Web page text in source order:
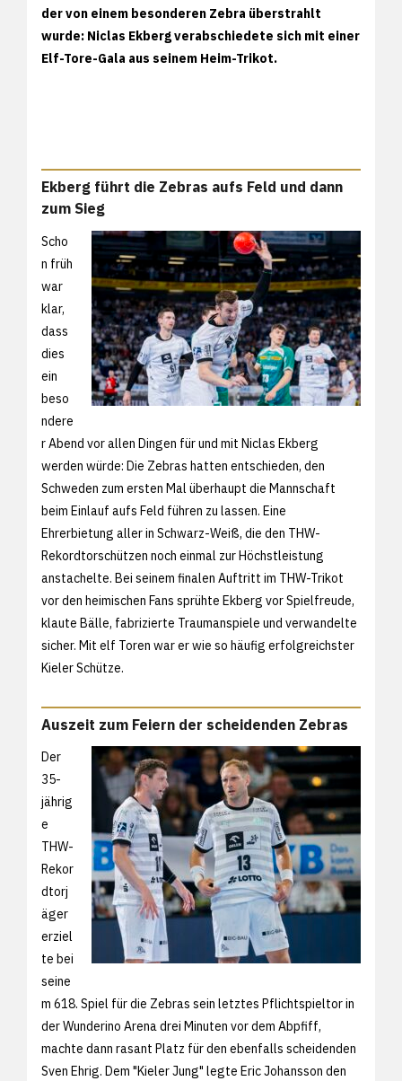
der von einem besonderen Zebra überstrahlt
wurde: Niclas Ekberg verabschiedete sich mit einer
Elf-Tore-Gala aus seinem Heim-Trikot.
Ekberg führt die Zebras aufs Feld und dann
zum Sieg
Scho
n früh
war
klar,
dass
dies
ein
beso
ndere
r Abend vor allen Dingen für und mit Niclas Ekberg
werden würde: Die Zebras hatten entschieden, den
Schweden zum ersten Mal überhaupt die Mannschaft
beim Einlauf aufs Feld führen zu lassen. Eine
Ehrerbietung aller in Schwarz-Weiß, die den THW-
Rekordtorschützen noch einmal zur Höchstleistung
anstachelte. Bei seinem finalen Auftritt im THW-Trikot
vor den heimischen Fans sprühte Ekberg vor Spielfreude,
klaute Bälle, fabrizierte Traumanspiele und verwandelte
sicher. Mit elf Toren war er wie so häufig erfolgreichster
Kieler Schütze.
Auszeit zum Feiern der scheidenden Zebras
Der
35-
jährig
e
THW-
Rekor
dtorj
äger
erziel
te bei
seine
m 618. Spiel für die Zebras sein letztes Pflichtspieltor in
der Wunderino Arena drei Minuten vor dem Abpfiff,
machte dann rasant Platz für den ebenfalls scheidenden
Sven Ehrig. Dem "Kieler Jung" legte Eric Johansson den